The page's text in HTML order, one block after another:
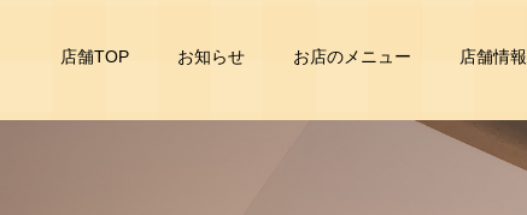
店舗TOP お知らせ お店のメニュー 店舗情報